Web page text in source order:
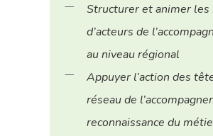
Structurer et animer les
d’acteurs de
au niveau régional
Appuyer l’action des
réseau de
reconnaissance du